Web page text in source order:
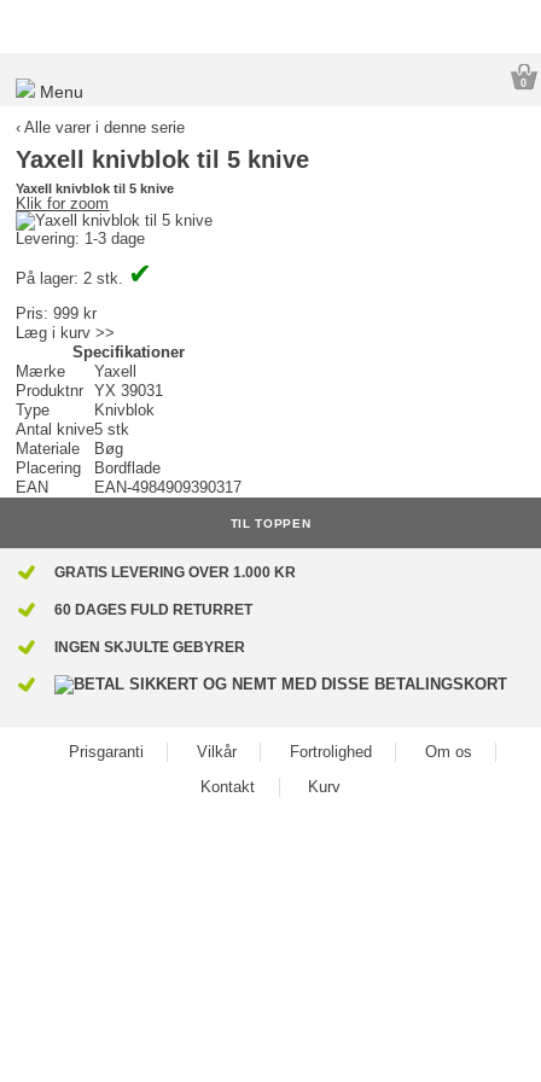
Menu 0
‹ Alle varer i denne serie
Yaxell knivblok til 5 knive
Yaxell knivblok til 5 knive
Klik for zoom
Levering: 1-3 dage
På lager: 2 stk. ✔
Pris:999 kr
Læg i kurv >>
Specifikationer
Mærke
Yaxell
Produktnr
YX 39031
Type
Knivblok
Antal knive5 stk
Materiale
Bøg
Placering
Bordflade
EAN
EAN-4984909390317
TIL TOPPEN
GRATIS LEVERING OVER 1.000 KR
60 DAGES FULD RETURRET
INGEN SKJULTE GEBYRER
Prisgaranti Vilkår Fortrolighed
Om os
Kontakt
Kurv